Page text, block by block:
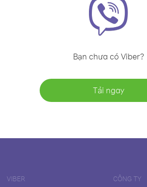
Bạn chưa có Viber?
Tải ngay
VIBER CÔNG TY